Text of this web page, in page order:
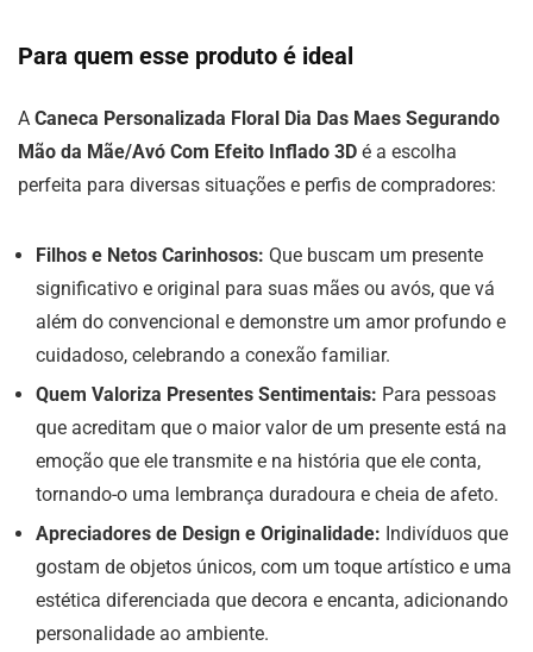
Para quem esse produto é ideal
A Caneca Personalizada Floral Dia Das Maes Segurando
Mão da Mãe/Avó Com Efeito Inflado 3D é a escolha
perfeita para diversas situações e perfis de compradores:
Filhos e Netos Carinhosos: Que buscam um presente
significativo e original para suas mães ou avós, que vá
além do convencional e demonstre um amor profundo e
cuidadoso, celebrando a conexão familiar.
Quem Valoriza Presentes Sentimentais: Para pessoas
que acreditam que o maior valor de um presente está na
emoção que ele transmite e na história que ele conta,
tornando-o uma lembrança duradoura e cheia de afeto.
Apreciadores de Design e Originalidade: Indivíduos que
gostam de objetos únicos, com um toque artístico e uma
estética diferenciada que decora e encanta, adicionando
personalidade ao ambiente.